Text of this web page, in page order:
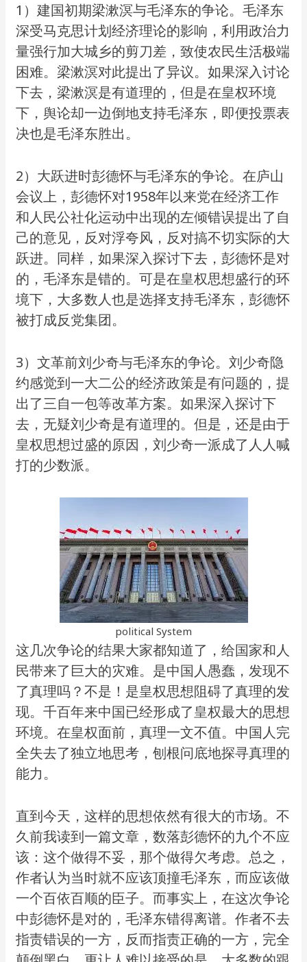
1）建国初期梁漱溟与毛泽东的争论。毛泽东
深受马克思计划经济理论的影响，利用政治力
量强行加大城乡的剪刀差，致使农民生活极端
困难。梁漱溟对此提出了异议。如果深入讨论
下去，梁漱溟是有道理的，但是在皇权环境
下，舆论却一边倒地支持毛泽东，即便投票表
决也是毛泽东胜出。
2）大跃进时彭德怀与毛泽东的争论。在庐山
会议上，彭德怀对1958年以来党在经济工作
和人民公社化运动中出现的左倾错误提出了自
己的意见，反对浮夸风，反对搞不切实际的大
跃进。同样，如果深入探讨下去，彭德怀是对
的，毛泽东是错的。可是在皇权思想盛行的环
境下，大多数人也是选择支持毛泽东，彭德怀
被打成反党集团。
3）文革前刘少奇与毛泽东的争论。刘少奇隐
约感觉到一大二公的经济政策是有问题的，提
出了三自一包等改革方案。如果深入探讨下
去，无疑刘少奇是有道理的。但是，还是由于
皇权思想过盛的原因，刘少奇一派成了人人喊
打的少数派。
political System
这几次争论的结果大家都知道了，给国家和人
民带来了巨大的灾难。是中国人愚蠢，发现不
了真理吗？不是！是皇权思想阻碍了真理的发
现。千百年来中国已经形成了皇权最大的思想
环境。在皇权面前，真理一文不值。中国人完
全失去了独立地思考，刨根问底地探寻真理的
能力。
直到今天，这样的思想依然有很大的市场。不
久前我读到一篇文章，数落彭德怀的九个不应
该：这个做得不妥，那个做得欠考虑。总之，
作者认为当时就不应该顶撞毛泽东，而应该做
一个百依百顺的臣子。而事实上，在这次争论
中彭德怀是对的，毛泽东错得离谱。作者不去
指责错误的一方，反而指责正确的一方，完全